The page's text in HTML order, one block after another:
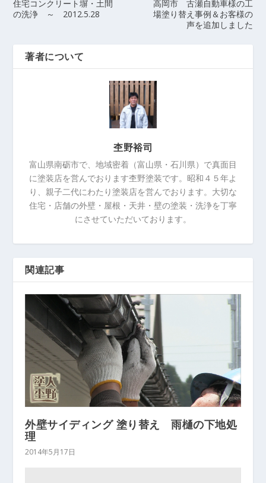
住宅コンクリート塀・土間
の洗浄 ～ 2012.5.28
高岡市 古瀬自動車様の工
場塗り替え事例＆お客様の
声を追加しました
著者について
杢野裕司
富山県南砺市で、地域密着（富山県・石川県）で真面目
に塗装店を営んでおります杢野塗装です。昭和４５年よ
り、親子二代にわたり塗装店を営んでおります。大切な
住宅・店舗の外壁・屋根・天井・壁の塗装・洗浄を丁寧
にさせていただいております。
関連記事
外壁サイディング 塗り替え 雨樋の下地処
理
2014年5月17日